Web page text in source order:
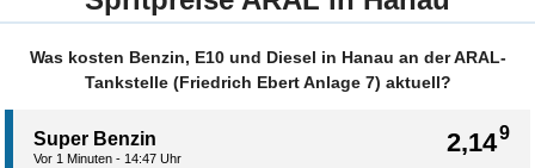
Was kosten Benzin, E10 und Diesel in Hanau an der ARAL-
Tankstelle (Friedrich Ebert Anlage 7) aktuell?
2,149
Super Benzin
Vor 1 Minuten - 14:47 Uhr